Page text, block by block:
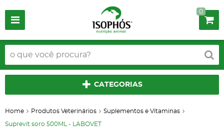
0
CATEGORIAS
Home Produtos Veterinários Suplementos e Vitaminas
Suprevit soro 500ML - LABOVET